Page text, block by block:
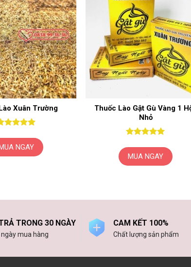
Xuân Trường
NGAY
Thuốc Lào Gật Gù Vàng 1
Nhỏ
sao
MUA NGAY
TRONG 30 NGÀY
ngày mua hàng
CAM KẾT 100%
Chất lượng sản phẩm